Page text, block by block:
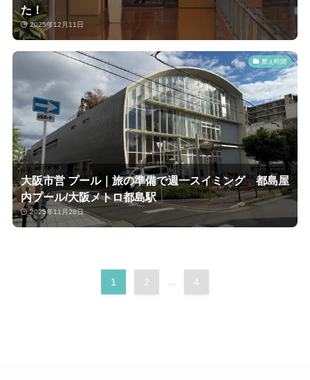
た！
2025年12月11日
整え時間
大阪市営 プール｜旅の準備で週一スイミング 都島屋
内プール/大阪メトロ都島駅
2025年11月28日
1 2 4